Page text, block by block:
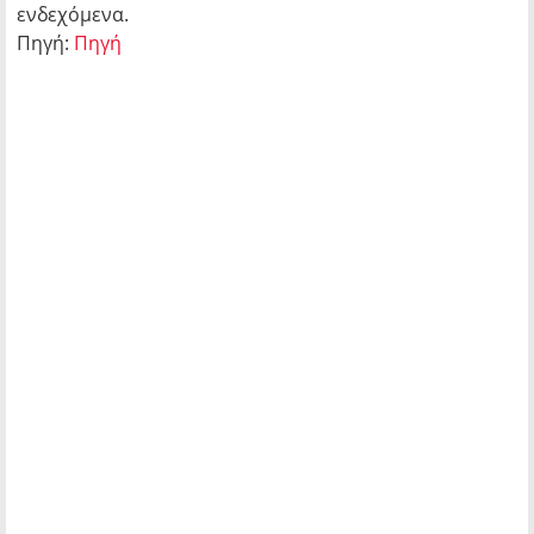
ενδεχόμενα.
Πηγή: Πηγή